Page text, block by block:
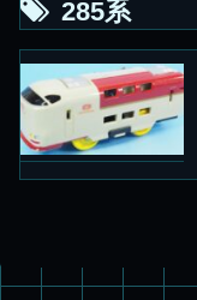
285系